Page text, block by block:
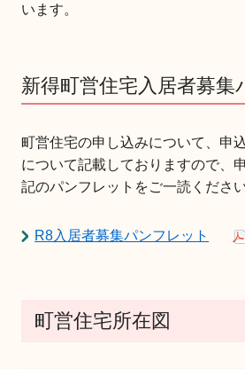
います。
新得町営住宅入居者募集
町営住宅の申し込みについて、申
について記載しておりますので、
記のパンフレットをご一読ください
R8入居者募集パンフレット
町営住宅所在図